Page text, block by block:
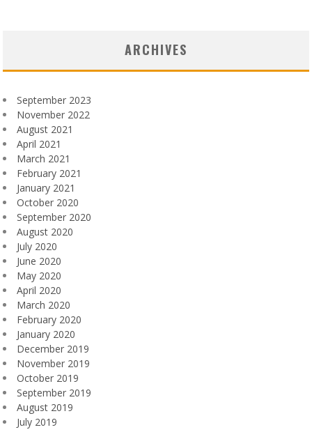
ARCHIVES
September 2023
November 2022
August 2021
April 2021
March 2021
February 2021
January 2021
October 2020
September 2020
August 2020
July 2020
June 2020
May 2020
April 2020
March 2020
February 2020
January 2020
December 2019
November 2019
October 2019
September 2019
August 2019
July 2019